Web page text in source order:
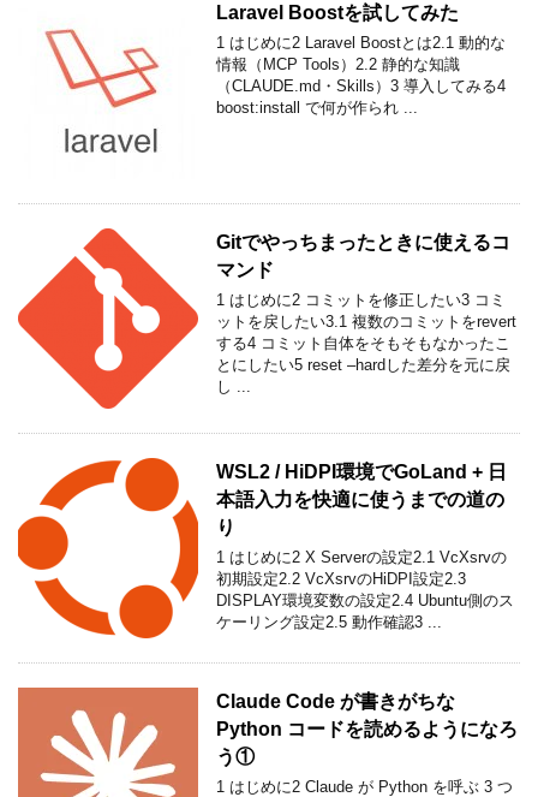
Laravel Boostを試してみた
1 はじめに2 Laravel Boostとは2.1 動的な
情報（MCP Tools）2.2 静的な知識
（CLAUDE.md・Skills）3 導入してみる4
boost:install で何が作られ ...
Gitでやっちまったときに使えるコ
マンド
1 はじめに2 コミットを修正したい3 コミ
ットを戻したい3.1 複数のコミットをrevert
する4 コミット自体をそもそもなかったこ
とにしたい5 reset –hardした差分を元に戻
し ...
WSL2 / HiDPI環境でGoLand + 日
本語入力を快適に使うまでの道の
り
1 はじめに2 X Serverの設定2.1 VcXsrvの
初期設定2.2 VcXsrvのHiDPI設定2.3
DISPLAY環境変数の設定2.4 Ubuntu側のス
ケーリング設定2.5 動作確認3 ...
Claude Code が書きがちな
Python コードを読めるようになろ
う①
1 はじめに2 Claude が Python を呼ぶ 3 つ